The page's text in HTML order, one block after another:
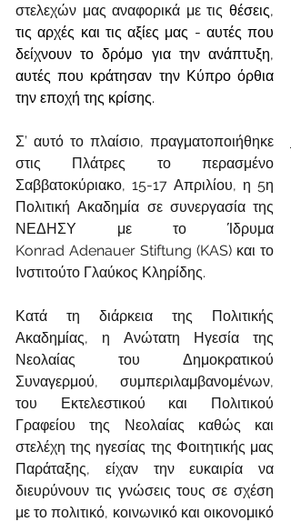
στελεχών μας αναφορικά με τις θέσεις,
τις αρχές και τις αξίες μας - αυτές που
δείχνουν το δρόμο για την ανάπτυξη,
αυτές που κράτησαν την Κύπρο όρθια
την εποχή της κρίσης.
Σ’ αυτό το πλαίσιο, πραγματοποιήθηκε
στις Πλάτρες το περασμένο
Σαββατοκύριακο, 15-17 Απριλίου, η 5η
Πολιτική Ακαδημία σε συνεργασία της
ΝΕΔΗΣΥ με το Ίδρυμα
Konrad Adenauer Stiftung (KAS) και το
Ινστιτούτο Γλαύκος Κληρίδης.
Κατά τη διάρκεια της Πολιτικής
Ακαδημίας, η Ανώτατη Ηγεσία της
Νεολαίας του Δημοκρατικού
Συναγερμού, συμπεριλαμβανομένων,
του Εκτελεστικού και Πολιτικού
Γραφείου της Νεολαίας καθώς και
στελέχη της ηγεσίας της Φοιτητικής μας
Παράταξης, είχαν την ευκαιρία να
διευρύνουν τις γνώσεις τους σε σχέση
με το πολιτικό, κοινωνικό και οικονομικό